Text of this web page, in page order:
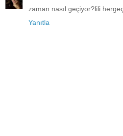
zaman nasıl geçiyor?lili
Yanıtla